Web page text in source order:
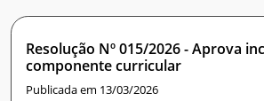
Resolução Nº 015/2026 - Aprova inclusão de
componente curricular
Publicada em 13/03/2026